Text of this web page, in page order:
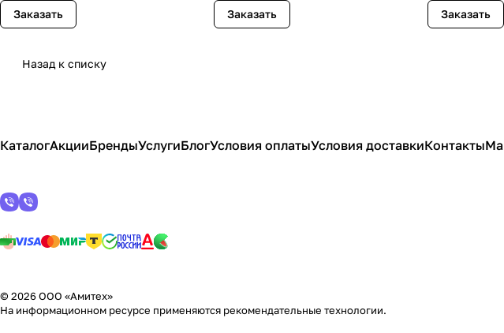
Заказать Заказать Заказать
Назад к списку
КаталогАкцииБрендыУслугиБлогУсловия оплатыУсловия доставкиКонтакты
© 2026 ООО «Амитех»
На информационном ресурсе применяются рекомендательные технологии.